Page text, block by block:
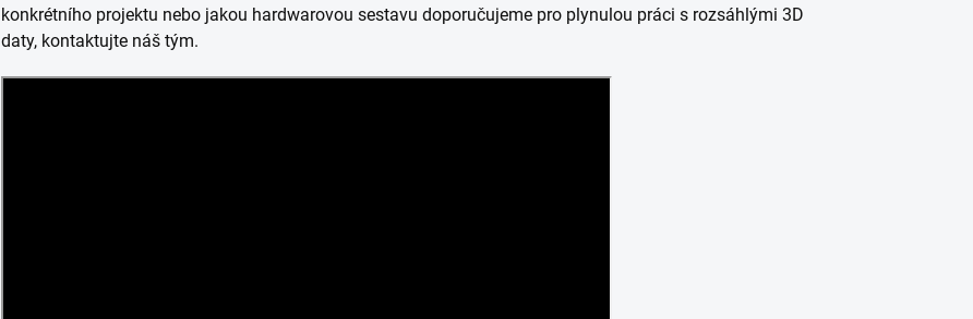
konkrétního projektu nebo jakou hardwarovou sestavu doporučujeme pro plynulou práci s rozsáhlými 3D
daty, kontaktujte náš tým.